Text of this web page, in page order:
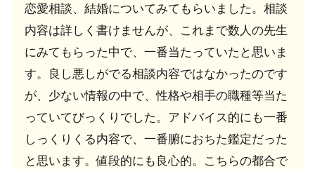
なら
この
先
生！
三島
レイ
ラ先
生
8.2
悩み
から成長
恋愛相談、結婚についてみてもらいました。相談
内容は詳しく書けませんが、これまで数人の先生
にみてもらった中で、一番当たっていたと思いま
す。良し悪しがでる相談内容ではなかったのです
が、少ない情報の中で、性格や相手の職種等当た
っていてびっくりでした。アドバイス的にも一番
しっくりくる内容で、一番腑におちた鑑定だった
と思います。値段的にも良心的。こちらの都合で